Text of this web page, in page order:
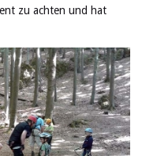
zu achten und hat